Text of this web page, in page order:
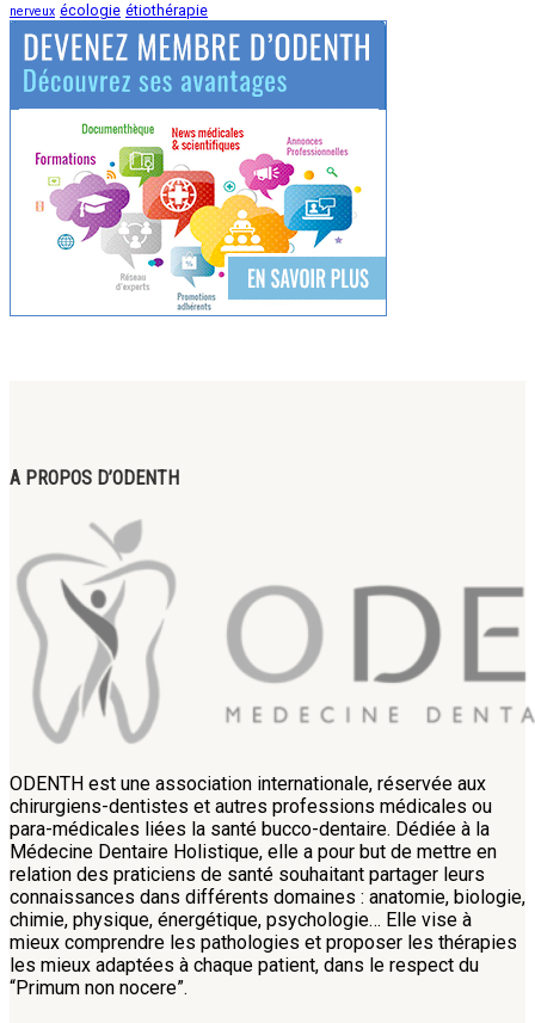
nerveux écologie étiothérapie
A PROPOS D’ODENTH
ODENTH est une association internationale, réservée aux
chirurgiens-dentistes et autres professions médicales ou
para-médicales liées la santé bucco-dentaire. Dédiée à la
Médecine Dentaire Holistique, elle a pour but de mettre en
relation des praticiens de santé souhaitant partager leurs
connaissances dans différents domaines : anatomie, biologie,
chimie, physique, énergétique, psychologie… Elle vise à
mieux comprendre les pathologies et proposer les thérapies
les mieux adaptées à chaque patient, dans le respect du
“Primum non nocere”.